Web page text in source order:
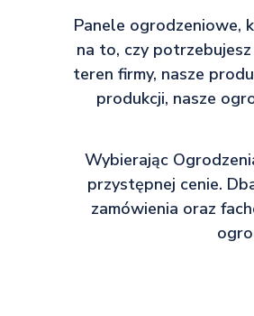
Panele ogrodzeniowe,
na to, czy
teren firmy, nasze
produkcji, nasze
Wybierając
przystępnej cenie.
zamówienia oraz